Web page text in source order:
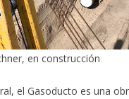
en construcción
el Gasoducto es una